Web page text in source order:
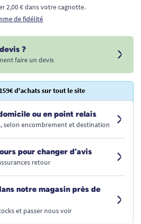
2,00 € dans votre cagnotte.
de fidélité
?
faire un devis
d'achats sur tout le site
ou en point relais
selon encombrement et destination
pour changer d’avis
retour
notre magasin près de
et passer nous voir